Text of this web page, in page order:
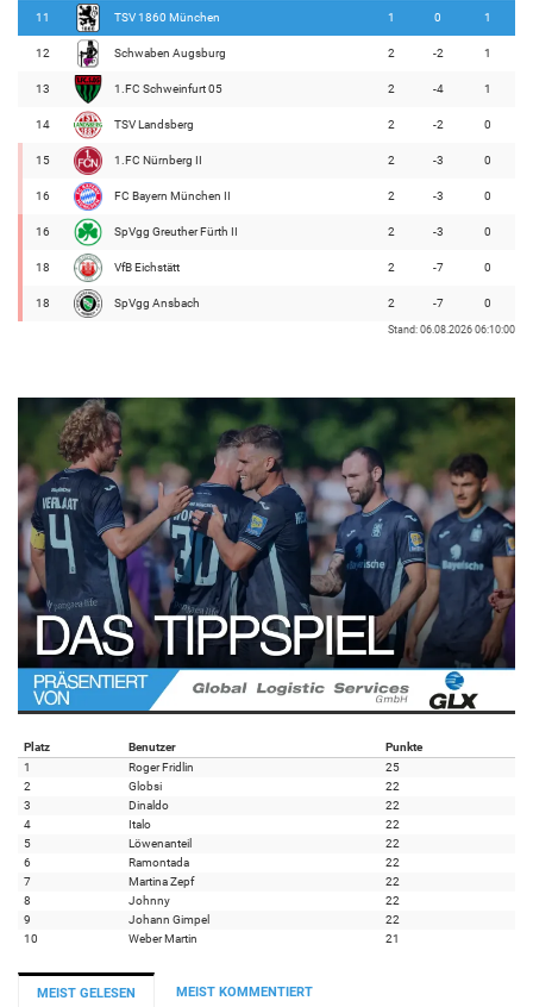
11 TSV 1860 München 1 0 1
12 Schwaben Augsburg 2 -2 1
13 1.FC Schweinfurt 05 2 -4 1
14 TSV Landsberg 2 -2 0
15 1.FC Nürnberg II 2 -3 0
16 FC Bayern München II 2 -3 0
16 SpVgg Greuther Fürth II 2 -3 0
18 VfB Eichstätt 2 -7 0
18 SpVgg Ansbach 2 -7 0
Stand: 06.08.2026 06:10:00
Platz Benutzer
Punkte
1
Roger Fridlin
25
2
Globsi
22
3
Dinaldo
22
4
Italo
22
5
Löwenanteil
22
6
Ramontada
22
7
Martina Zepf
22
8
Johnny
22
9
Johann Gimpel
22
10
Weber Martin 21
MEIST GELESEN MEIST KOMMENTIERT